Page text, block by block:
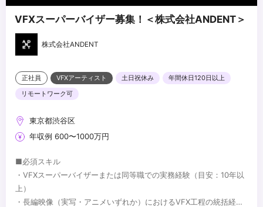
VFXスーパーバイザー募集！＜株式会社ANDENT＞
株式会社ANDENT
正社員 VFXアーティスト 土日祝休み
年間休日120日以上
リモートワーク可
東京都渋谷区
年収例 600〜1000万円
■必須スキル
・VFXスーパーバイザーまたは同等職での実務経験（目安：10年以
上）
・長編映像（実写・アニメいずれか）におけるVFX工程の統括経験